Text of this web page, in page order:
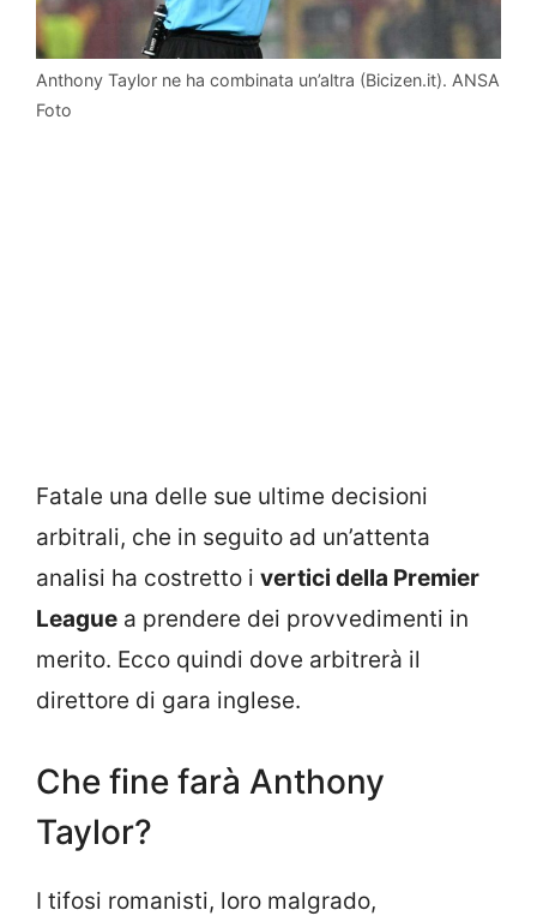
Anthony Taylor ne ha combinata un’altra (Bicizen.it). ANSA
Foto
Fatale una delle sue ultime decisioni
arbitrali, che in seguito ad un’attenta
analisi ha costretto i vertici della Premier
League a prendere dei provvedimenti in
merito. Ecco quindi dove arbitrerà il
direttore di gara inglese.
Che fine farà Anthony
Taylor?
I tifosi romanisti, loro malgrado,